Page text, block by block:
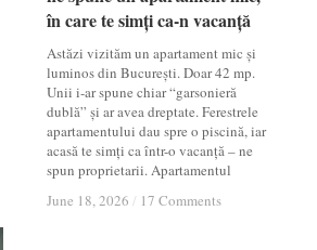
în care te simți ca-n vacanță
Astăzi vizităm un apartament mic și
luminos din București. Doar 42 mp.
Unii i-ar spune chiar “garsonieră
dublă” și ar avea dreptate. Ferestrele
apartamentului dau spre o piscină, iar
acasă te simți ca într-o vacanță – ne
spun proprietarii. Apartamentul
June 18, 2026 / 17 Comments
în care te simți ca-n vacanță
June 18, 2026 / 17 Comments